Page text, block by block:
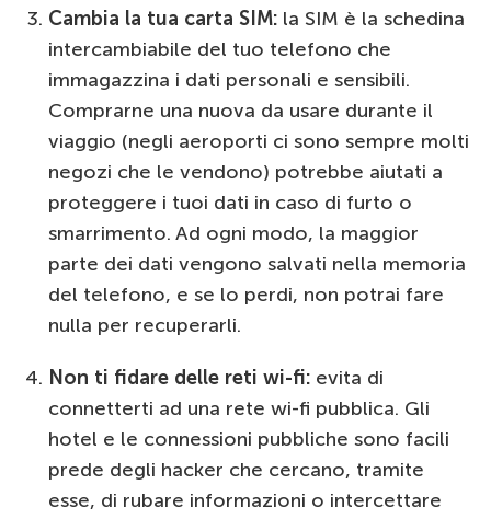
Cambia la tua carta SIM: la SIM è la schedina
intercambiabile del tuo telefono che
immagazzina i dati personali e sensibili.
Comprarne una nuova da usare durante il
viaggio (negli aeroporti ci sono sempre molti
negozi che le vendono) potrebbe aiutati a
proteggere i tuoi dati in caso di furto o
smarrimento. Ad ogni modo, la maggior
parte dei dati vengono salvati nella memoria
del telefono, e se lo perdi, non potrai fare
nulla per recuperarli.
Non ti fidare delle reti wi-fi: evita di
connetterti ad una rete wi-fi pubblica. Gli
hotel e le connessioni pubbliche sono facili
prede degli hacker che cercano, tramite
esse, di rubare informazioni o intercettare